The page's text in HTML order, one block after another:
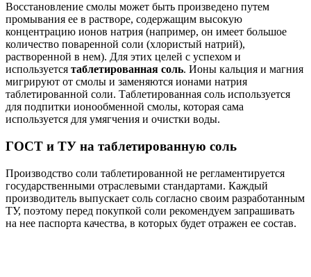
Восстановление смолы может быть произведено путем
промывания ее в растворе, содержащим высокую
концентрацию ионов натрия (например, он имеет большое
количество поваренной соли (хлористый натрий),
растворенной в нем). Для этих целей с успехом и
используется таблетированная соль. Ионы кальция и магния
мигрируют от смолы и заменяются ионами натрия
таблетированной соли. Таблетированная соль используется
для подпитки ионообменной смолы, которая сама
используется для умягчения и очистки воды.
ГОСТ и ТУ на таблетированную соль
Производство соли таблетированной не регламентируется
государственными отраслевыми стандартами. Каждый
производитель выпускает соль согласно своим разработанным
ТУ, поэтому перед покупкой соли рекомендуем запрашивать
на нее паспорта качества, в которых будет отражен ее состав.